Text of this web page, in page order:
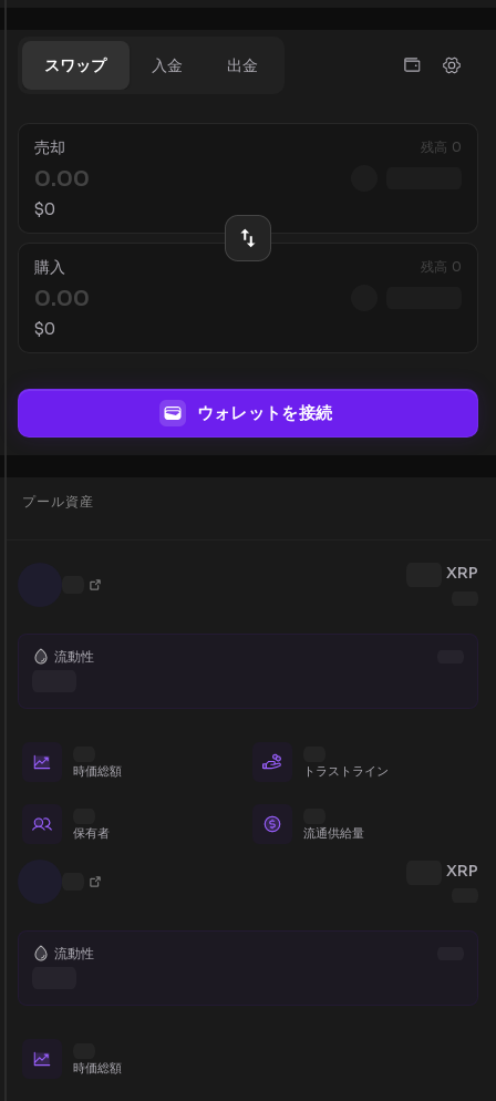
スワップ 入金 出金
売却 残高 0
$0
購入 残高 0
$0
ウォレットを接続
プール資産
XRP
流動性
時価総額 トラストライン
保有者 流通供給量
XRP
流動性
時価総額